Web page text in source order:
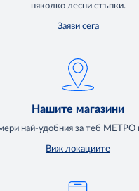
няколко лесни стъпки.
Заяви сега
Нашите магазини
най-удобния за теб МЕТРО
Виж локациите